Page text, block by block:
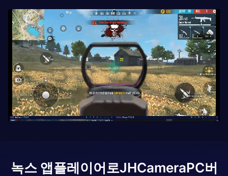
녹스 앱플레이어로JHCameraPC버